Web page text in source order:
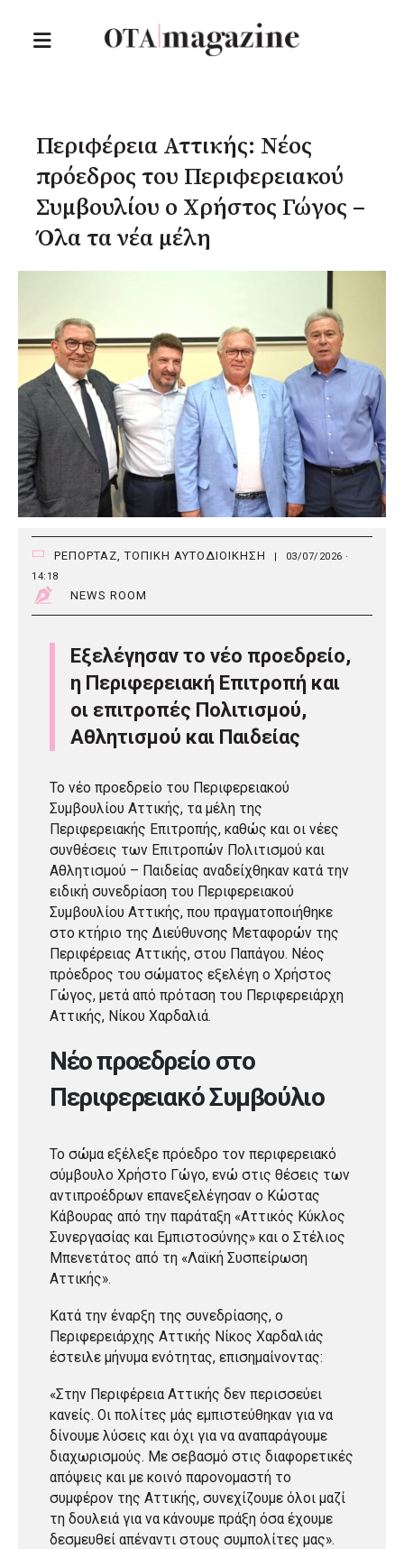
Περιφέρεια Αττικής: Νέος
πρόεδρος του Περιφερειακού
Συμβουλίου ο Χρήστος Γώγος –
Όλα τα νέα μέλη
ΡΕΠΟΡΤΑΖ ,ΤΟΠΙΚΗ ΑΥΤΟΔΙΟΙΚΗΣΗ |
03/07/2026 ·
14:18
NEWS ROOM
Εξελέγησαν το νέο προεδρείο,
η Περιφερειακή Επιτροπή και
οι επιτροπές Πολιτισμού,
Αθλητισμού και Παιδείας
Το νέο προεδρείο του Περιφερειακού
Συμβουλίου Αττικής, τα μέλη της
Περιφερειακής Επιτροπής, καθώς και οι νέες
συνθέσεις των Επιτροπών Πολιτισμού και
Αθλητισμού – Παιδείας αναδείχθηκαν κατά την
ειδική συνεδρίαση του Περιφερειακού
Συμβουλίου Αττικής, που πραγματοποιήθηκε
στο κτήριο της Διεύθυνσης Μεταφορών της
Περιφέρειας Αττικής, στου Παπάγου. Νέος
πρόεδρος του σώματος εξελέγη ο Χρήστος
Γώγος, μετά από πρόταση του Περιφερειάρχη
Αττικής, Νίκου Χαρδαλιά.
Νέο προεδρείο στο
Περιφερειακό Συμβούλιο
Το σώμα εξέλεξε πρόεδρο τον περιφερειακό
σύμβουλο Χρήστο Γώγο, ενώ στις θέσεις των
αντιπροέδρων επανεξελέγησαν ο Κώστας
Κάβουρας από την παράταξη «Αττικός Κύκλος
Συνεργασίας και Εμπιστοσύνης» και ο Στέλιος
Μπενετάτος από τη «Λαϊκή Συσπείρωση
Αττικής».
Κατά την έναρξη της συνεδρίασης, ο
Περιφερειάρχης Αττικής Νίκος Χαρδαλιάς
έστειλε μήνυμα ενότητας, επισημαίνοντας:
«Στην Περιφέρεια Αττικής δεν περισσεύει
κανείς. Οι πολίτες μάς εμπιστεύθηκαν για να
δίνουμε λύσεις και όχι για να αναπαράγουμε
διαχωρισμούς. Με σεβασμό στις διαφορετικές
απόψεις και με κοινό παρονομαστή το
συμφέρον της Αττικής, συνεχίζουμε όλοι μαζί
τη δουλειά για να κάνουμε πράξη όσα έχουμε
δεσμευθεί απέναντι στους συμπολίτες μας».